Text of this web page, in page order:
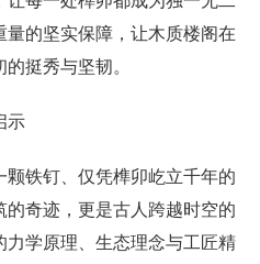
的坚实保障，让木质楼阁在
挺秀与坚韧。
示
铁钉、仅凭榫卯屹立千年的
奇迹，更是古人跨越时空的
学原理、生态理念与工匠精